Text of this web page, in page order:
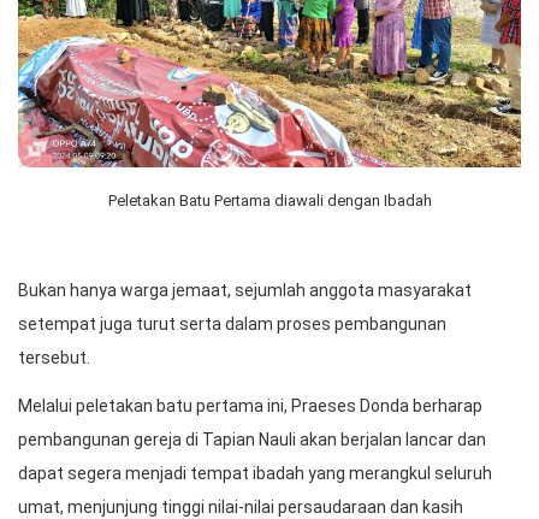
Peletakan Batu Pertama diawali dengan Ibadah
Bukan hanya warga jemaat, sejumlah anggota masyarakat
setempat juga turut serta dalam proses pembangunan
tersebut.
Melalui peletakan batu pertama ini, Praeses Donda berharap
pembangunan gereja di Tapian Nauli akan berjalan lancar dan
dapat segera menjadi tempat ibadah yang merangkul seluruh
umat, menjunjung tinggi nilai-nilai persaudaraan dan kasih